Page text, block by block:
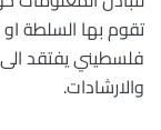
تقوم بها السلطة
فلسطيني يفتقد
والارشادات.